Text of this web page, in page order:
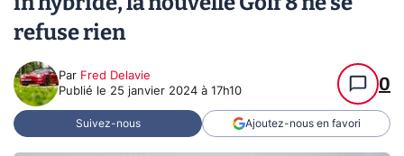
refuse rien
Par Fred Delavie
Publié le 25 janvier 2024 à 17h10 0
Suivez-nous Ajoutez-nous en favori